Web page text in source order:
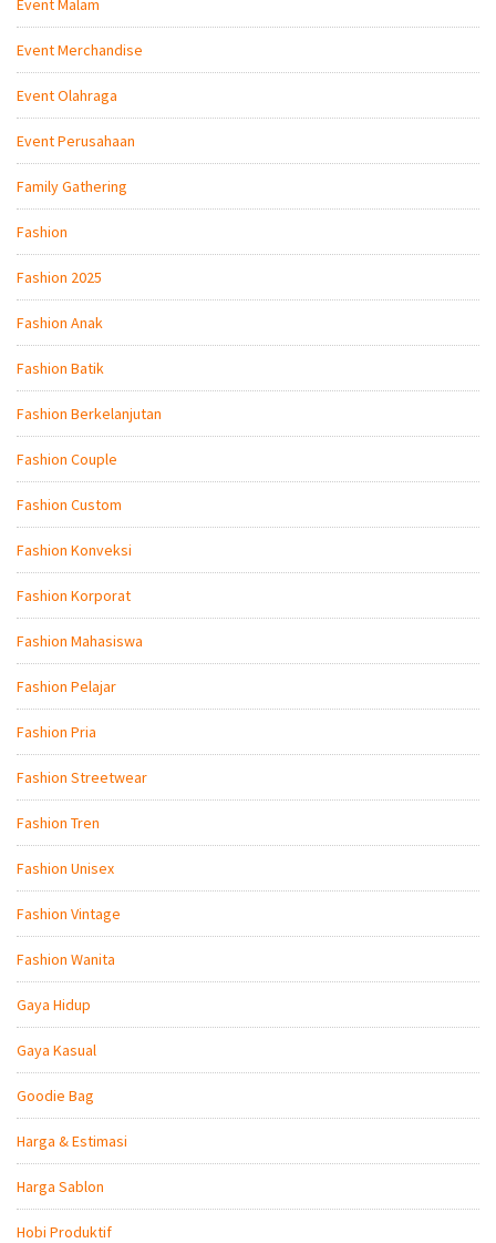
Event Merchandise
Event Olahraga
Event Perusahaan
Family Gathering
Fashion
Fashion 2025
Fashion Anak
Fashion Batik
Fashion Berkelanjutan
Fashion Couple
Fashion Custom
Fashion Konveksi
Fashion Korporat
Fashion Mahasiswa
Fashion Pelajar
Fashion Pria
Fashion Streetwear
Fashion Tren
Fashion Unisex
Fashion Vintage
Fashion Wanita
Gaya Hidup
Gaya Kasual
Goodie Bag
Harga & Estimasi
Harga Sablon
Hobi Produktif